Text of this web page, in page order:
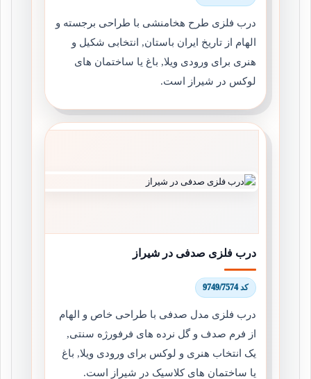
درب فلزی طرح هخامنشی با طراحی برجسته و
الهام از تاریخ ایران باستان, انتخابی شکیل و
هنری برای ورودی ویلا, باغ یا ساختمان های
لوکس در شیراز است.
درب فلزی صدفی در شیراز
کد 9749/7574
درب فلزی مدل صدفی با طراحی خاص و الهام
از فرم صدف و گل نرده های فرفورژه سنتی,
یک انتخاب هنری و لوکس برای ورودی ویلا, باغ
یا ساختمان های کلاسیک در شیراز است.